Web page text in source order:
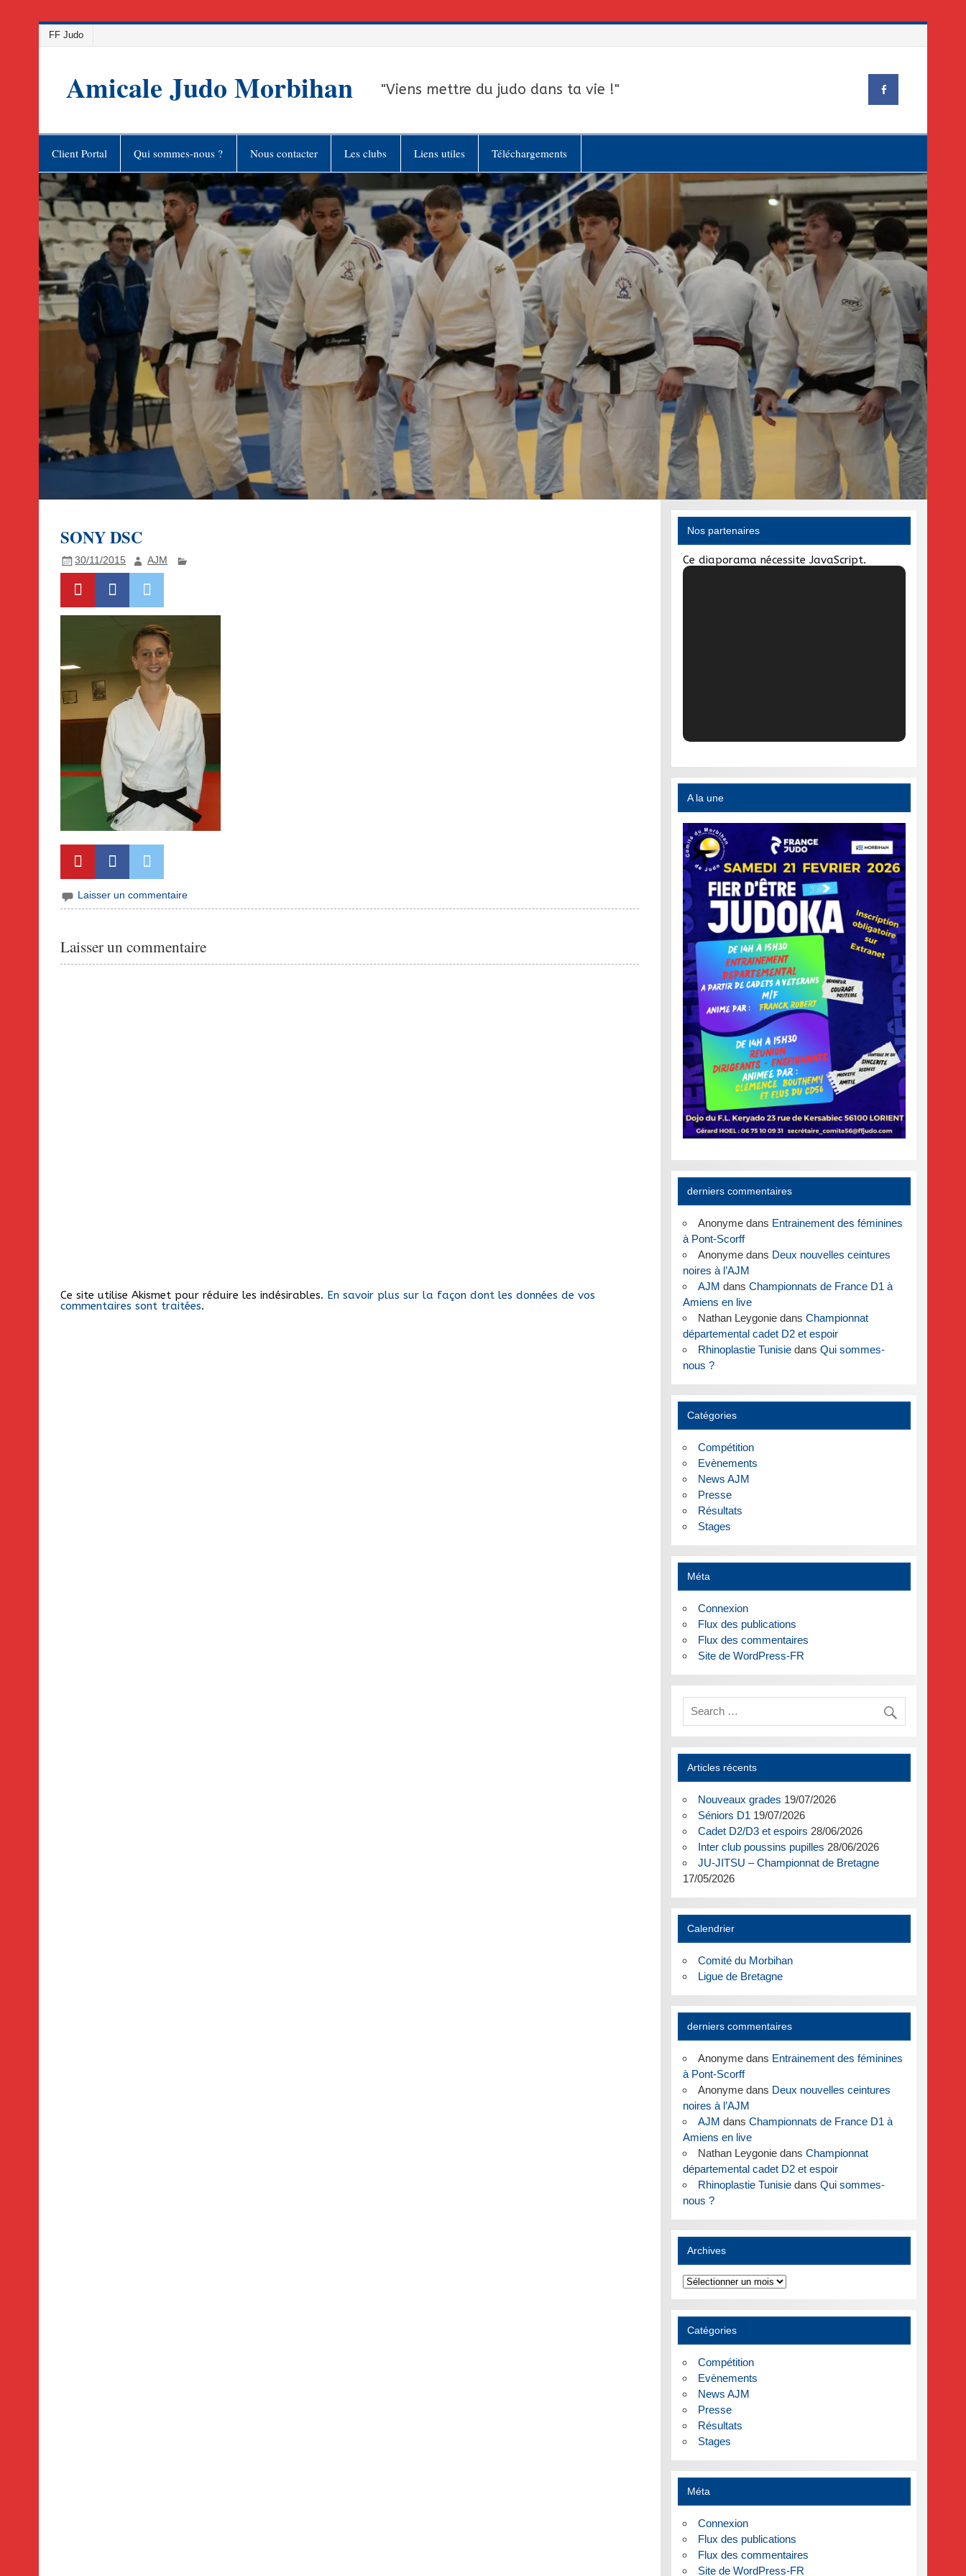
FF Judo
Amicale Judo Morbihan "Viens mettre du judo dans ta vie !"
Client Portal Qui sommes-nous ? Nous contacter Les clubs Liens utiles Téléchargements
SONY DSC
30/11/2015 AJM
Laisser un commentaire
Laisser un commentaire
Ce site utilise Akismet pour réduire les indésirables. En savoir plus sur la façon dont les données de vos
commentaires sont traitées.
Nos partenaires
Ce diaporama nécessite JavaScript.
A la une
derniers commentaires
Anonymedans Entrainement des féminines
à Pont-Scorff
Anonymedans Deux nouvelles ceintures
noires à l’AJM
AJM dans Championnats de France D1 à
Amiens en live
Nathan Leygoniedans Championnat
départemental cadet D2 et espoir
Rhinoplastie Tunisiedans Qui sommes-
nous ?
Catégories
Compétition
Evènements
News AJM
Presse
Résultats
Stages
Méta
Connexion
Flux des publications
Flux des commentaires
Site de WordPress-FR
Articles récents
Nouveaux grades 19/07/2026
Séniors D1 19/07/2026
Cadet D2/D3 et espoirs 28/06/2026
Inter club poussins pupilles 28/06/2026
JU-JITSU – Championnat de Bretagne
17/05/2026
Calendrier
Comité du Morbihan
Ligue de Bretagne
derniers commentaires
Anonymedans Entrainement des féminines
à Pont-Scorff
Anonymedans Deux nouvelles ceintures
noires à l’AJM
AJM dans Championnats de France D1 à
Amiens en live
Nathan Leygoniedans Championnat
départemental cadet D2 et espoir
Rhinoplastie Tunisiedans Qui sommes-
nous ?
Archives
Archives
Catégories
Compétition
Evènements
News AJM
Presse
Résultats
Stages
Méta
Connexion
Flux des publications
Flux des commentaires
Site de WordPress-FR